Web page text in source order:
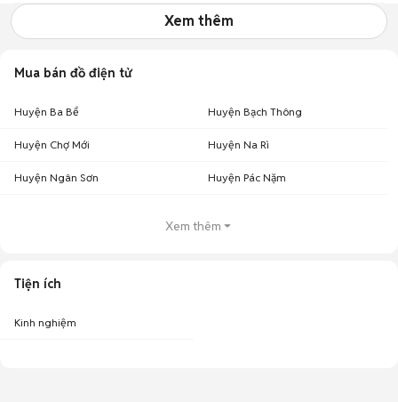
Xem thêm
Mua bán đồ điện tử
Huyện Ba Bể Huyện Bạch Thông
Huyện Chợ Mới Huyện Na Rì
Huyện Ngân Sơn Huyện Pác Nặm
Xem thêm
Tiện ích
Kinh nghiệm